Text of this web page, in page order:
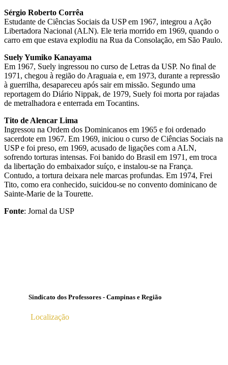
Sérgio Roberto Corrêa
Estudante de Ciências Sociais da USP em 1967, integrou a Ação
Libertadora Nacional (ALN). Ele teria morrido em 1969, quando o
carro em que estava explodiu na Rua da Consolação, em São Paulo.
Suely Yumiko Kanayama
Em 1967, Suely ingressou no curso de Letras da USP. No final de
1971, chegou à região do Araguaia e, em 1973, durante a repressão
à guerrilha, desapareceu após sair em missão. Segundo uma
reportagem do Diário Nippak, de 1979, Suely foi morta por rajadas
de metralhadora e enterrada em Tocantins.
Tito de Alencar Lima
Ingressou na Ordem dos Dominicanos em 1965 e foi ordenado
sacerdote em 1967. Em 1969, iniciou o curso de Ciências Sociais na
USP e foi preso, em 1969, acusado de ligações com a ALN,
sofrendo torturas intensas. Foi banido do Brasil em 1971, em troca
da libertação do embaixador suíço, e instalou-se na França.
Contudo, a tortura deixara nele marcas profundas. Em 1974, Frei
Tito, como era conhecido, suicidou-se no convento dominicano de
Sainte-Marie de la Tourette.
Fonte: Jornal da USP
Sindicato dos Professores - Campinas e Região
Localização